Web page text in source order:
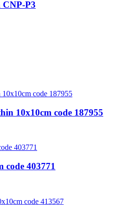
P3
10x10cm code 187955
code 403771